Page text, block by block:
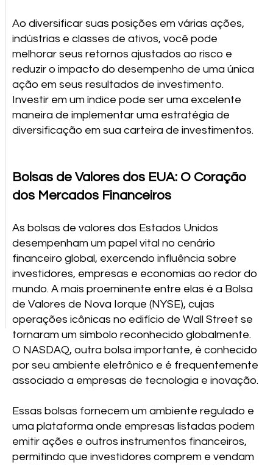
Ao diversificar suas posições em várias ações,
indústrias e classes de ativos, você pode
melhorar seus retornos ajustados ao risco e
reduzir o impacto do desempenho de uma única
ação em seus resultados de investimento.
Investir em um índice pode ser uma excelente
maneira de implementar uma estratégia de
diversificação em sua carteira de investimentos.
Bolsas de Valores dos EUA: O Coração
dos Mercados Financeiros
As bolsas de valores dos Estados Unidos
desempenham um papel vital no cenário
financeiro global, exercendo influência sobre
investidores, empresas e economias ao redor do
mundo. A mais proeminente entre elas é a Bolsa
de Valores de Nova Iorque (NYSE), cujas
operações icônicas no edifício de Wall Street se
tornaram um símbolo reconhecido globalmente.
O NASDAQ, outra bolsa importante, é conhecido
por seu ambiente eletrônico e é frequentemente
associado a empresas de tecnologia e inovação.
Essas bolsas fornecem um ambiente regulado e
uma plataforma onde empresas listadas podem
emitir ações e outros instrumentos financeiros,
permitindo que investidores comprem e vendam